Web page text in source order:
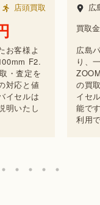
店頭買取
お客様よ
F2.
・査定を
対応と値
イセルは
明いたし
広
買取
広島
り、
の買
イセ
能で
利用